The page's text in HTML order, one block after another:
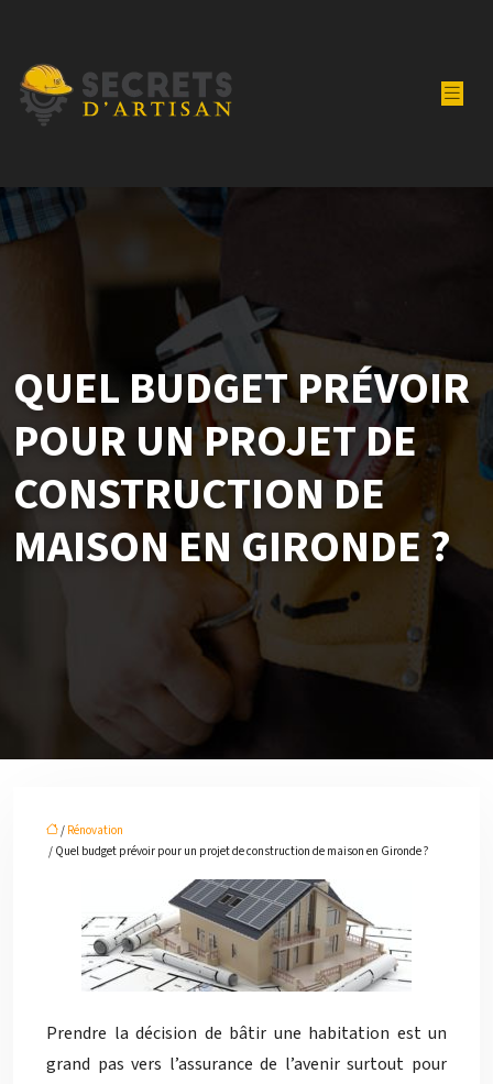
QUEL BUDGET PRÉVOIR
POUR UN PROJET DE
CONSTRUCTION DE
MAISON EN GIRONDE ?
/ Rénovation
/ Quel budget prévoir pour un projet de construction de maison en Gironde ?
Prendre la décision de bâtir une habitation est un
grand pas vers l’assurance de l’avenir surtout pour